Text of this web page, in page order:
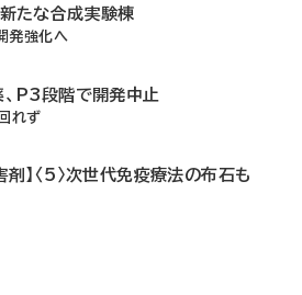
たな合成実験棟
発強化へ
P3段階で開発中止
れず
】〈5〉次世代免疫療法の布石も